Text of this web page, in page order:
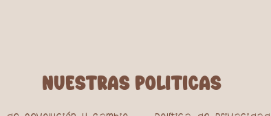
NUESTRAS POLITICAS